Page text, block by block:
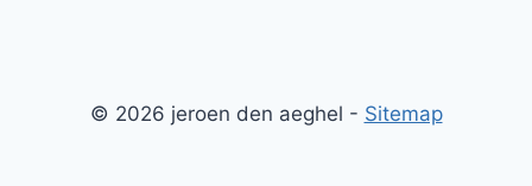
© 2026 jeroen den aeghel - Sitemap